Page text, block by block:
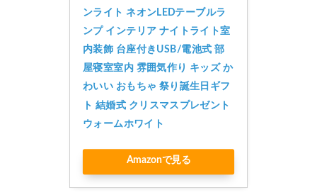
ンライト ネオンLEDテーブルラ
ンプ インテリア ナイトライト室
内装飾 台座付きUSB/電池式 部
屋寝室室内 雰囲気作り キッズ か
わいい おもちゃ 祭り誕生日ギフ
ト 結婚式 クリスマスプレゼント
ウォームホワイト
Amazonで見る